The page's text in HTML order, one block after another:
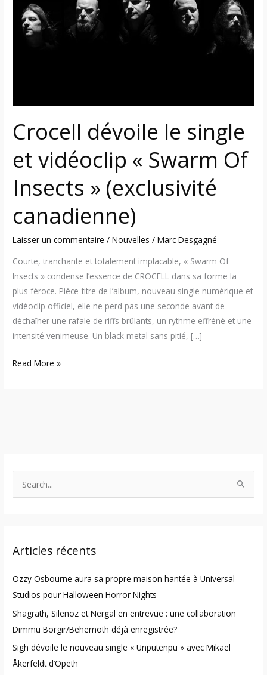
Crocell dévoile le single
et vidéoclip « Swarm Of
Insects » (exclusivité
canadienne)
Laisser un commentaire /Nouvelles /Marc Desgagné
Courte, tranchante et totalement implacable, « Swarm Of
Insects » condense l’essence de CROCELL dans sa forme la
plus féroce. Pièce-titre de l’album, nouveau single numérique et
vidéoclip officiel, elle ne perd pas une seconde avant de
déchaîner une rafale de riffs brûlants, un rythme effréné et une
intensité venimeuse. Un black metal sans pitié, […]
single
vidéoclip
»
(exclusivité
canadienne)
Read More »
c
f
o
r
:
Articles récents
Ozzy Osbourne aura sa propre maison hantée à Universal
Studios pour Halloween Horror Nights
Shagrath, Silenoz et Nergal en entrevue : une collaboration
Dimmu Borgir/Behemoth déjà enregistrée?
Sigh dévoile le nouveau single « Unputenpu » avec Mikael
Åkerfeldt d’Opeth